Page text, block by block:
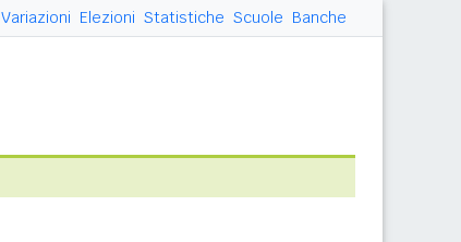
Variazioni Elezioni Statistiche Scuole Banche